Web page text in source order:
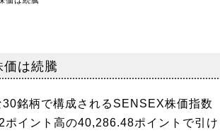
は続騰
銘柄で構成されるSENSEX株価指数
イント高の40,286.48ポイントで引け